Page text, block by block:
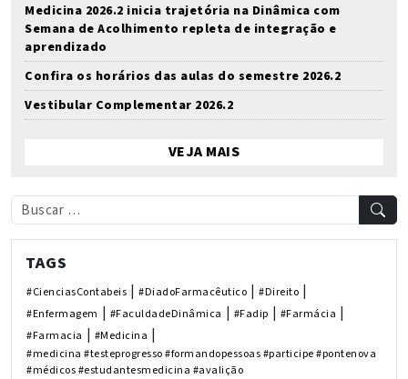
Medicina 2026.2 inicia trajetória na Dinâmica com
Semana de Acolhimento repleta de integração e
aprendizado
Confira os horários das aulas do semestre 2026.2
Vestibular Complementar 2026.2
VEJA MAIS
TAGS
#CienciasContabeis | #DiadoFarmacêutico | #Direito |
#Enfermagem | #FaculdadeDinâmica | #Fadip | #Farmácia |
#Farmacia | #Medicina |
#medicina #testeprogresso #formandopessoas #participe #pontenova
#médicos #estudantesmedicina #avalição